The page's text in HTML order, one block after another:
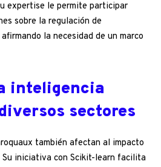
expertise le permite participar
sobre la regulación de
la necesidad de un marco
inteligencia
sectores
también afectan al impacto
Su iniciativa con Scikit-learn facilita